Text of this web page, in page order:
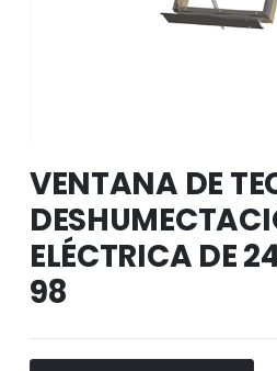
al
comienzo
de
la
galería
de
VENTANA DE
ELÉCTRICA DE
98